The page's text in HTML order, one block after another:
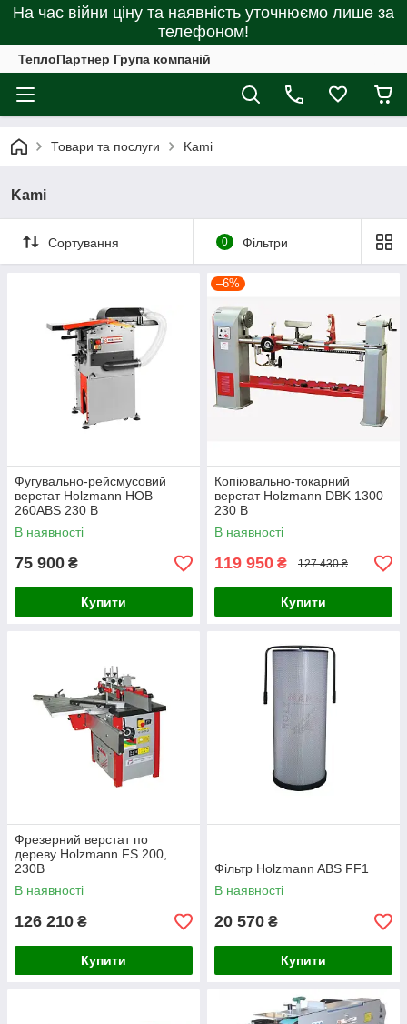
На час війни ціну та наявність уточнюємо лише за
телефоном!
ТеплоПартнер Група компаній
Товари та послуги Kami
Kami
Сортування 0 Фільтри
Фугувально-рейсмусовий
верстат Holzmann HOB
260ABS 230 В
В наявності
75 900 ₴
Купити
–6%
Копіювально-токарний
верстат Holzmann DBK 1300
230 В
В наявності
119 950 ₴ 127 430 ₴
Купити
Фрезерний верстат по
дереву Holzmann FS 200,
230В
В наявності
126 210 ₴
Купити
Фільтр Holzmann ABS FF1
В наявності
20 570 ₴
Купити